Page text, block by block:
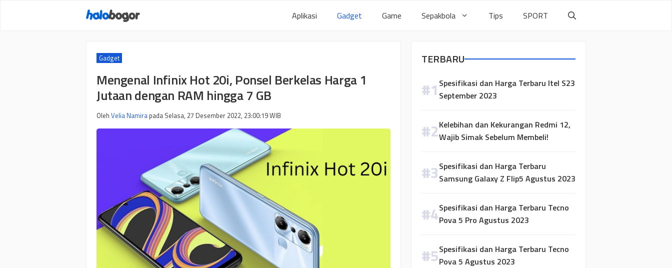
Aplikasi Gadget Game Sepakbola Tips SPORT
Gadget
Mengenal Infinix Hot 20i, Ponsel Berkelas Harga 1
Jutaan dengan RAM hingga 7 GB
Oleh Velia Namira pada Selasa, 27 Desember 2022, 23:00:19WIB
TERBARU
Spesifikasi dan Harga Terbaru Itel S23
September 2023
Kelebihan dan Kekurangan Redmi 12,
Wajib Simak Sebelum Membeli!
Spesifikasi dan Harga Terbaru
Samsung Galaxy Z Flip5 Agustus 2023
Spesifikasi dan Harga Terbaru Tecno
Pova 5 Pro Agustus 2023
Spesifikasi dan Harga Terbaru Tecno
Pova 5 Agustus 2023